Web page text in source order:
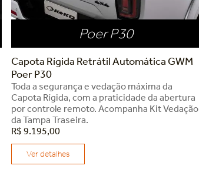
Poer P30
Capota Rígida Retrátil Automática GWM
Poer P30
Toda a segurança e vedação máxima da
Capota Rígida, com a praticidade da abertura
por controle remoto. Acompanha Kit Vedação
da Tampa Traseira.
R$ 9.195,00
Ver detalhes